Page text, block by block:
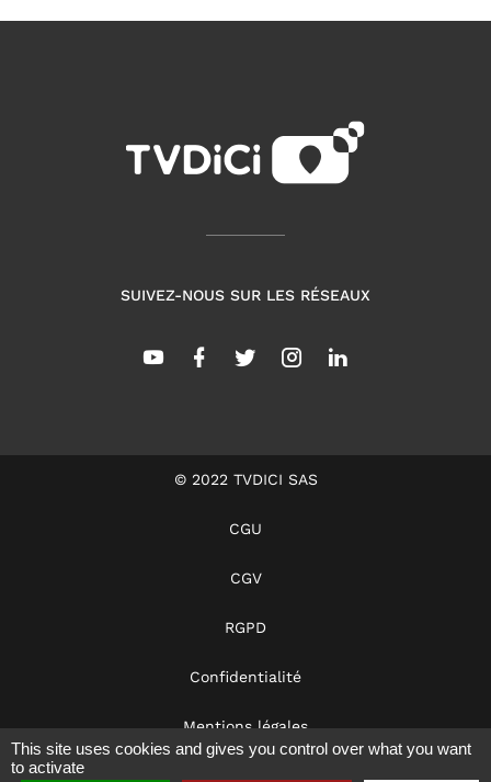
SUIVEZ-NOUS SUR LES RÉSEAUX
© 2022 TVDICI SAS
CGU
CGV
RGPD
Confidentialité
Mentions légales
This site uses cookies and gives you control over what you want
to activate